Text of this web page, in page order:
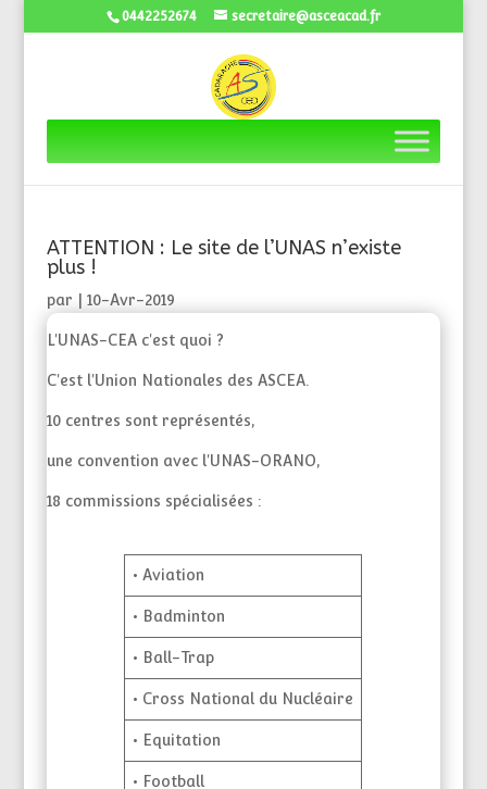
0442252674 secretaire@asceacad.fr
ATTENTION : Le site de l’UNAS n’existe
plus !
par 10-Avr-2019
L'UNAS-CEA c'est quoi ?
C'est l'Union Nationales des ASCEA.
10 centres sont représentés,
une convention avec l'UNAS-ORANO,
18 commissions spécialisées :
• Aviation
• Badminton
• Ball-Trap
• Cross National du Nucléaire
• Equitation
• Football